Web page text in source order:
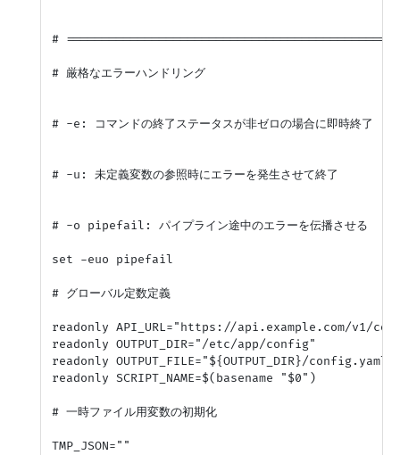
#
# 厳格なエラーハンドリング
# -e: コマンドの終了ステータスが非ゼロの場合に即時終了
# -u: 未定義変数の参照時にエラーを発生させて終了
# -o pipefail: パイプライン途中のエラーを伝播させる
set -euo pipefail
# グローバル定数定義
readonly API_URL="https://api.example.com/v1/
readonly OUTPUT_DIR="/etc/app/config"
readonly OUTPUT_FILE="${OUTPUT_DIR}/config.yaml"
readonly SCRIPT_NAME=$(basename "$0")
# 一時ファイル用変数の初期化
TMP_JSON=""